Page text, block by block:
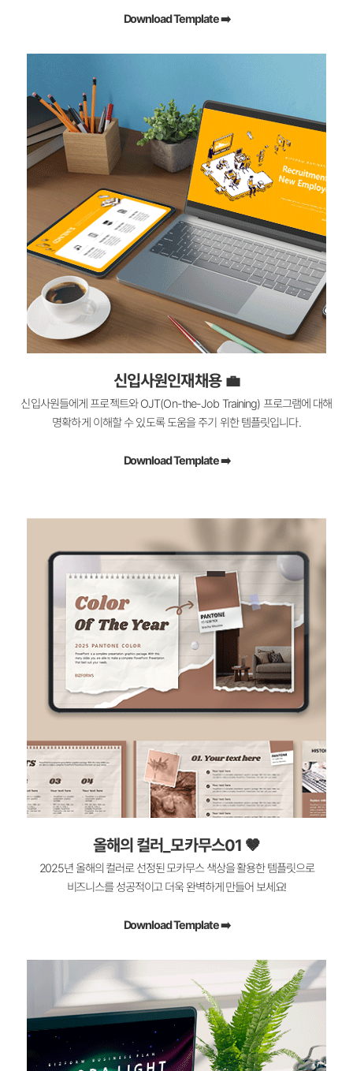
Download Template ➡️
신입사원인재채용 💼
신입사원들에게 프로젝트와 OJT(On-the-Job Training) 프로그램에 대해
명확하게 이해할 수 있도록 도움을 주기 위한 템플릿입니다.
Download Template ➡️
올해의 컬러_모카무스01​ 🤎
2025년 올해의 컬러로 선정된 모카무스 색상을 활용한 템플릿으로
비즈니스를 성공적이고 더욱 완벽하게 만들어 보세요!
Download Template ➡️